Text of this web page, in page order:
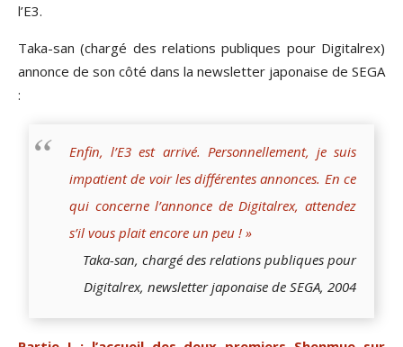
l’E3.
Taka-san (chargé des relations publiques pour Digitalrex)
annonce de son côté dans la newsletter japonaise de SEGA
:
Enfin, l’E3 est arrivé. Personnellement, je suis
impatient de voir les différentes annonces. En ce
qui concerne l’annonce de Digitalrex, attendez
s’il vous plait encore un peu ! »
Taka-san, chargé des relations publiques pour
Digitalrex, newsletter japonaise de SEGA, 2004